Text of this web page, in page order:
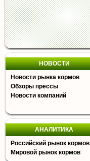
НОВОСТИ
Новости рынка кормов
Обзоры прессы
Новости компаний
АНАЛИТИКА
Российский рынок кормов
Мировой рынок кормов